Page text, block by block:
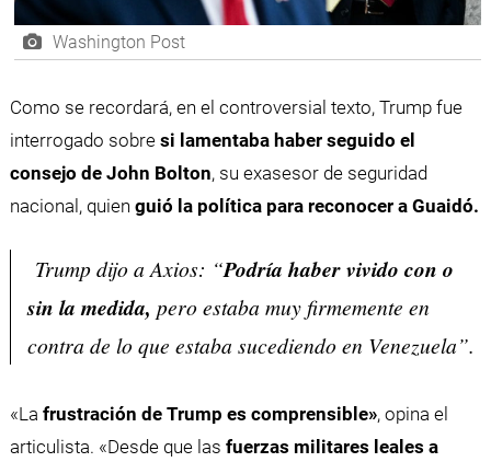
Washington Post
Como se recordará, en el controversial texto, Trump fue
interrogado sobre si lamentaba haber seguido el
consejo de John Bolton, su exasesor de seguridad
nacional, quien guió la política para reconocer a Guaidó.
Trump dijo a Axios: “Podría haber vivido con o
sin la medida, pero estaba muy firmemente en
contra de lo que estaba sucediendo en Venezuela”.
«La frustración de Trump es comprensible», opina el
articulista. «Desde que las fuerzas militares leales a